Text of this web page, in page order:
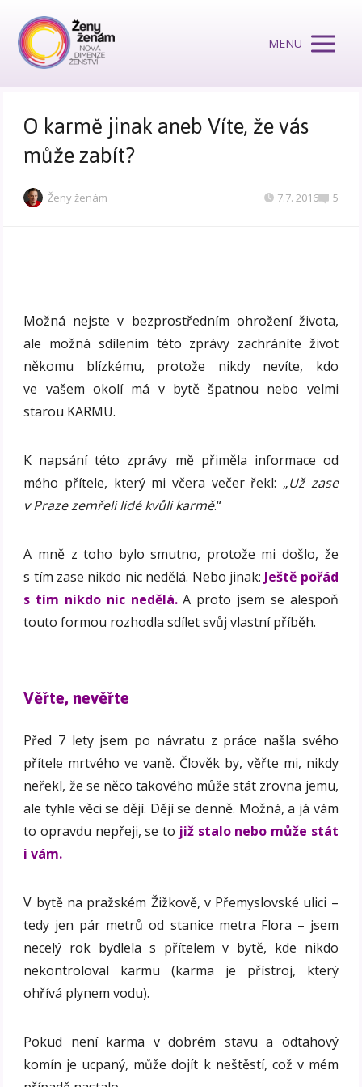
MENU
O karmě jinak aneb Víte, že vás
může zabít?
Ženy ženám 7.7. 2016 5
Možná nejste v bezprostředním ohrožení života,
ale možná sdílením této zprávy zachráníte život
někomu blízkému, protože nikdy nevíte, kdo
ve vašem okolí má v bytě špatnou nebo velmi
starou KARMU.
K napsání této zprávy mě přiměla informace od
mého přítele, který mi včera večer řekl: „Už zase
v Praze zemřeli lidé kvůli karmě.“
A mně z toho bylo smutno, protože mi došlo, že
s tím zase nikdo nic nedělá. Nebo jinak: Ještě pořád
s tím nikdo nic nedělá.A proto jsem se alespoň
touto formou rozhodla sdílet svůj vlastní příběh.
Věřte, nevěřte
Před 7 lety jsem po návratu z práce našla svého
přítele mrtvého ve vaně. Člověk by, věřte mi, nikdy
neřekl, že se něco takového může stát zrovna jemu,
ale tyhle věci se dějí. Dějí se denně. Možná, a já vám
to opravdu nepřeji, se to již stalo nebo může stát
i vám.
V bytě na pražském Žižkově, v Přemyslovské ulici –
tedy jen pár metrů od stanice metra Flora – jsem
necelý rok bydlela s přítelem v bytě, kde nikdo
nekontroloval karmu (karma je přístroj, který
ohřívá plynem vodu).
Pokud není karma v dobrém stavu a odtahový
komín je ucpaný, může dojít k neštěstí, což v mém